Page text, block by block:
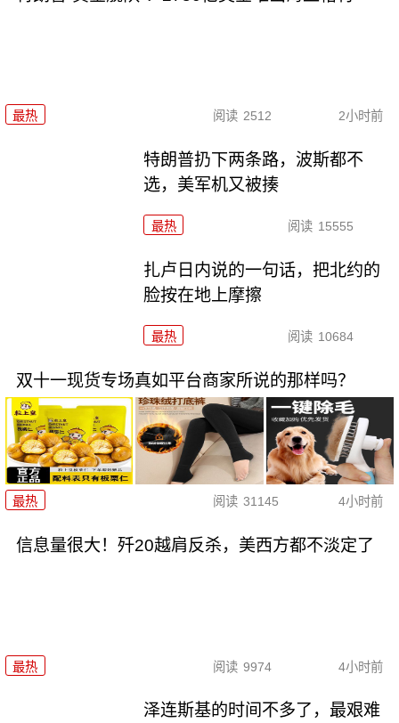
最热 阅读 2512 2小时前
特朗普扔下两条路，波斯都不
选，美军机又被揍
最热 阅读 15555
扎卢日内说的一句话，把北约的
脸按在地上摩擦
最热 阅读 10684
双十一现货专场真如平台商家所说的那样吗？
最热 阅读 31145 4小时前
信息量很大！歼20越肩反杀，美西方都不淡定了
最热 阅读 9974 4小时前
泽连斯基的时间不多了，最艰难